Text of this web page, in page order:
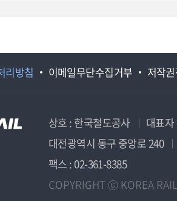
리방침 이메일무단수집거부 저작
상호 : 한국철도공사 대표자
대전광역시 동구 중앙로 240
팩스 : 02-361-8385
COPYRIGHT ⓒ KOREA